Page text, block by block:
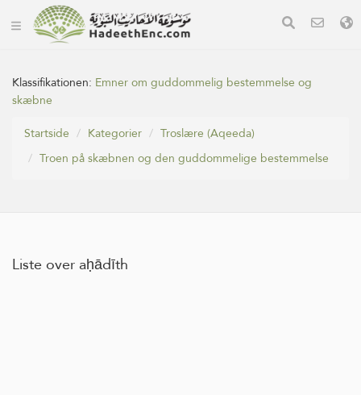
Klassifikationen: Emner om guddommelig bestemmelse og
skæbne
Startside
Kategorier
Troslære (Aqeeda)
Troen på skæbnen og den guddommelige bestemmelse
Liste over aḥādīth